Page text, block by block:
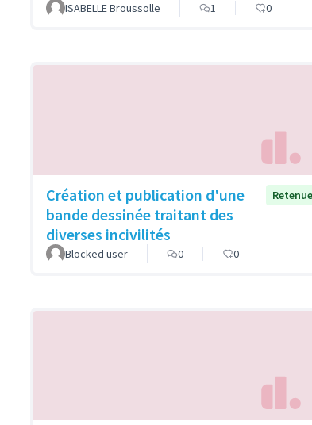
ISABELLE Broussolle 1 0
Création et publication d'une
bande dessinée traitant des
diverses incivilités
Retenue
Blocked user 0 0